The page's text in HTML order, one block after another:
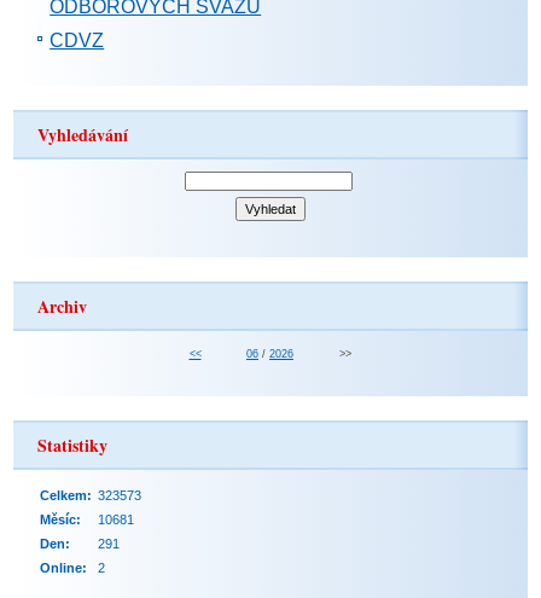
ODBOROVÝCH SVAZŮ
CDVZ
Vyhledávání
Archiv
<< 06 / 2026 >>
Statistiky
Online: 2
Celkem: 323573
Měsíc:
10681
Den:
291